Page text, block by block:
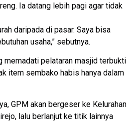
Ia datang lebih pagi agar tidak
daripada di pasar. Saya bisa
usaha,” sebutnya.
memadati pelataran masjid terbukti
item sembako habis hanya dalam
GPM akan bergeser ke Kelurahan
lalu berlanjut ke titik lainnya